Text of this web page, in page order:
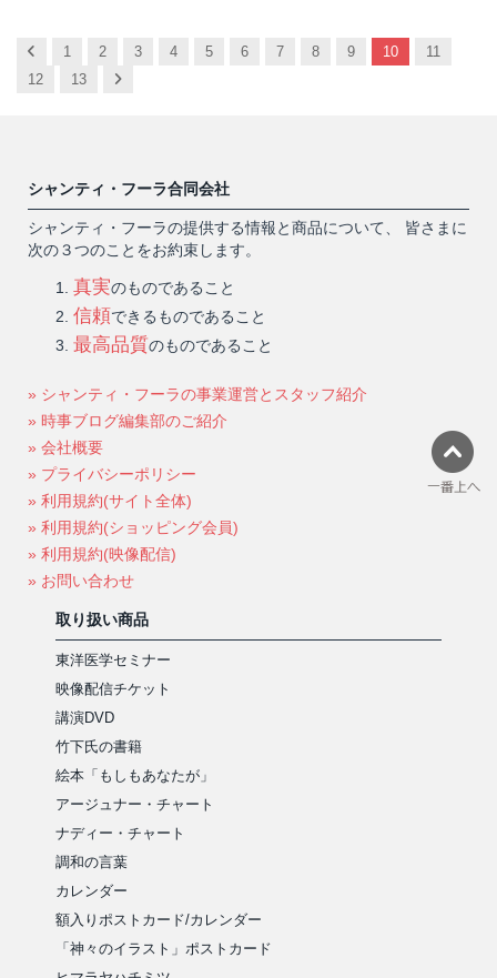
Previous
1 2 3 4 5 6 7 8 9 10
11
12
13 Next
シャンティ・フーラ合同会社
シャンティ・フーラの提供する情報と商品について、 皆さまに
次の３つのことをお約束します。
真実のものであること
信頼できるものであること
最高品質のものであること
» シャンティ・フーラの事業運営とスタッフ紹介
» 時事ブログ編集部のご紹介
» 会社概要
» プライバシーポリシー
» 利用規約(サイト全体)
» 利用規約(ショッピング会員)
» 利用規約(映像配信)
» お問い合わせ
取り扱い商品
東洋医学セミナー
映像配信チケット
講演DVD
竹下氏の書籍
絵本「もしもあなたが」
アージュナー・チャート
ナディー・チャート
調和の言葉
カレンダー
額入りポストカード/カレンダー
「神々のイラスト」ポストカード